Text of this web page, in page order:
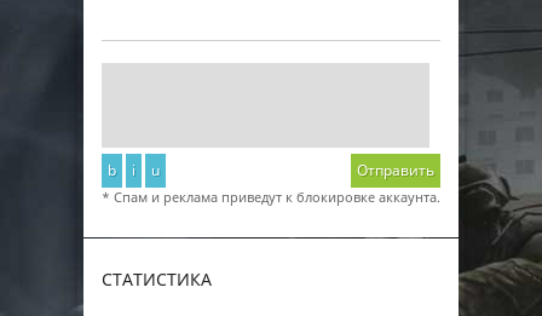
b i u Отправить
* Спам и реклама приведут к блокировке аккаунта.
СТАТИСТИКА